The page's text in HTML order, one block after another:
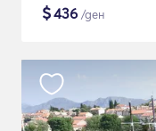
$436 /ден